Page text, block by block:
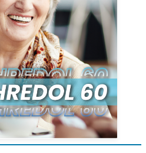
ac arhoswch mewn
60+ MonLife yn
MWY